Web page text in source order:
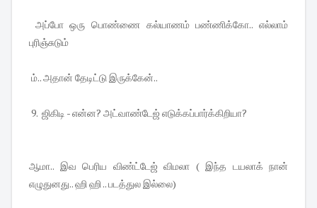
அப்போ ஒரு பொண்ணை கல்யாணம் பண்ணிக்கோ.. எல்லாம்
புரிஞ்சுடும்
ம்.. அதான் தேடிட்டு இருக்கேன்..
9. ஜிகிடி - என்ன? அட்வாண்டேஜ் எடுக்கப்பார்க்கிறியா?
ஆமா.. இவ பெரிய விண்ட்டேஜ் விமலா ( இந்த டயலாக் நான்
எழுதுனது.. ஹி ஹி .. படத்துல இல்லை)